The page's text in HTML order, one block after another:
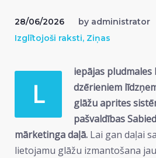
28/06/2026 by administrator
Izglītojoši raksti, Ziņas
L
iepājas pludmales
dzērieniem
glāžu aprites
pašvaldības
mārketinga daļā. Lai gan daļai
lietojamu glāžu izmantošana